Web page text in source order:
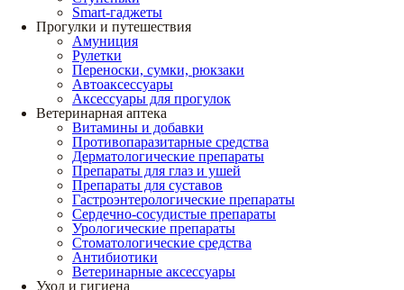
Smart-гаджеты
Прогулки и путешествия
Амуниция
Рулетки
Переноски, сумки, рюкзаки
Автоаксессуары
Аксессуары для прогулок
Ветеринарная аптека
Витамины и добавки
Противопаразитарные средства
Дерматологические препараты
Препараты для глаз и ушей
Препараты для суставов
Гастроэнтерологические препараты
Сердечно-сосудистые препараты
Урологические препараты
Стоматологические средства
Антибиотики
Ветеринарные аксессуары
Уход и гигиена